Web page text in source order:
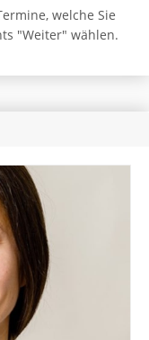
welche Sie
"Weiter" wählen.